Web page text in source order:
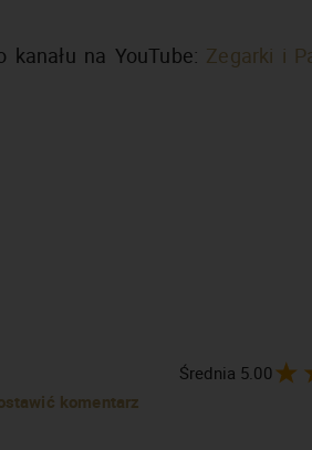
na YouTube: Zegarki i
Średnia 5.00
komentarz